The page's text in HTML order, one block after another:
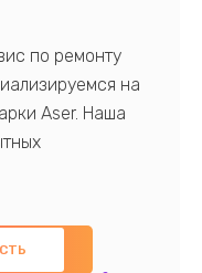
по ремонту
на
Aser. Наша
знаниями и
ремонт с
компонентов, а